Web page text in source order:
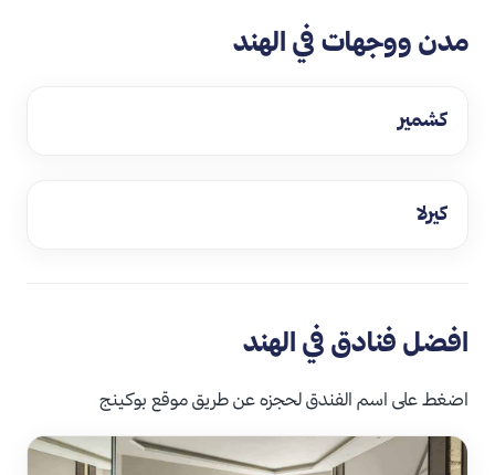
مدن ووجهات في الهند
كشمير
كيرلا
افضل فنادق في الهند
اضغط على اسم الفندق لحجزه عن طريق موقع بوكينج